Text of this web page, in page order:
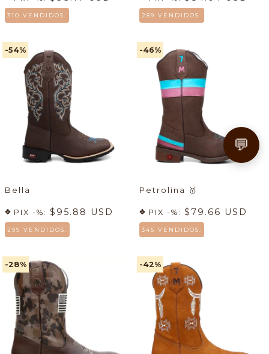
310 VENDIDOS. 289 VENDIDOS.
-54%
Bella
PIX -%: $95.88 USD
299 VENDIDOS.
-46%
Petrolina 🥇
PIX -%: $79.66 USD
345 VENDIDOS.
-28% -42%
💬